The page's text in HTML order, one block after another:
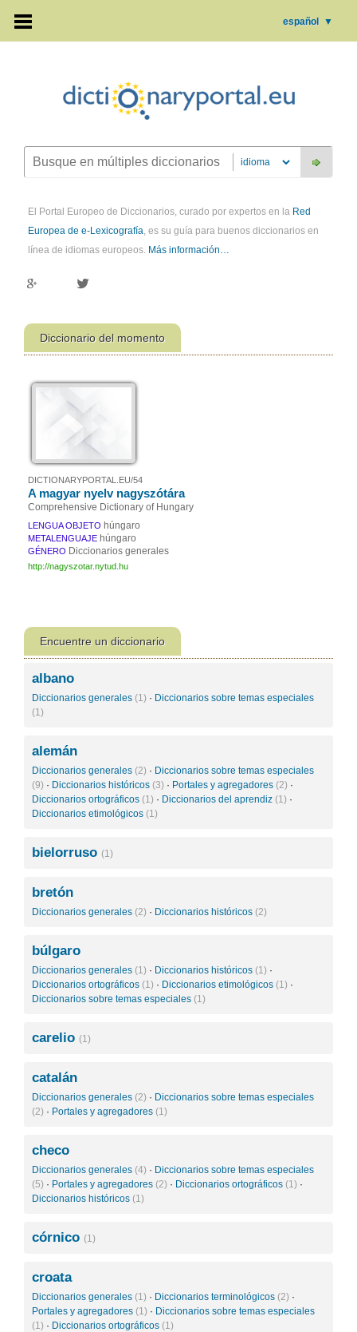
español ▼
El Portal Europeo de Diccionarios, curado por expertos en la Red
Europea de e-Lexicografía, es su guía para buenos diccionarios en
línea de idiomas europeos. Más información…
Diccionario del momento
DICTIONARYPORTAL.EU/54
A magyar nyelv nagyszótára
Comprehensive Dictionary of Hungary
LENGUA OBJETO húngaro
METALENGUAJE húngaro
GÉNERO Diccionarios generales
http://nagyszotar.nytud.hu
Encuentre un diccionario
albano
Diccionarios generales (1) · Diccionarios sobre temas especiales
(1)
alemán
Diccionarios generales (2) · Diccionarios sobre temas especiales
(9) · Diccionarios históricos (3) · Portales y agregadores (2) ·
Diccionarios ortográficos (1) · Diccionarios del aprendiz (1) ·
Diccionarios etimológicos (1)
bielorruso (1)
bretón
Diccionarios generales (2) · Diccionarios históricos (2)
búlgaro
Diccionarios generales (1) · Diccionarios históricos (1) ·
Diccionarios ortográficos (1) · Diccionarios etimológicos (1) ·
Diccionarios sobre temas especiales (1)
carelio (1)
catalán
Diccionarios generales (2) · Diccionarios sobre temas especiales
(2) · Portales y agregadores (1)
checo
Diccionarios generales (4) · Diccionarios sobre temas especiales
(5) · Portales y agregadores (2) · Diccionarios ortográficos (1) ·
Diccionarios históricos (1)
córnico (1)
croata
Diccionarios generales (1) · Diccionarios terminológicos (2) ·
Portales y agregadores (1) · Diccionarios sobre temas especiales
(1) · Diccionarios ortográficos (1)